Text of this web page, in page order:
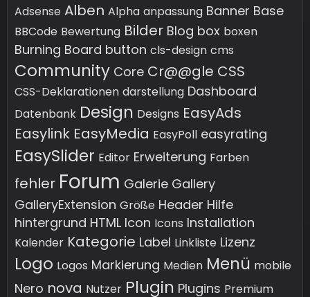
Adsense Alben Alpha anpassung Banner Base
BBCode Bewertung Bilder Blog box boxen
Burning Board button cls-design cms
Community Core Cr@@gle CSS
CSS-Deklarationen darstellung Dashboard
Datenbank Design Designs EasyAds
Easylink EasyMedia EasyPoll easyrating
EasySlider Editor Erweiterung Farben
fehler Forum Galerie Gallery
GalleryExtension Größe Header Hilfe
hintergrund HTML Icon Icons Installation
Kalender Kategorie Label Linkliste Lizenz
Logo Logos Markierung Medien Menü mobile
Nero nova Nutzer Plugin Plugins Premium